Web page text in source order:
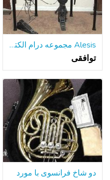
Alesis مجموعه درام الکترونیکی
توافقی
دو شاخ فرانسوی با مورد